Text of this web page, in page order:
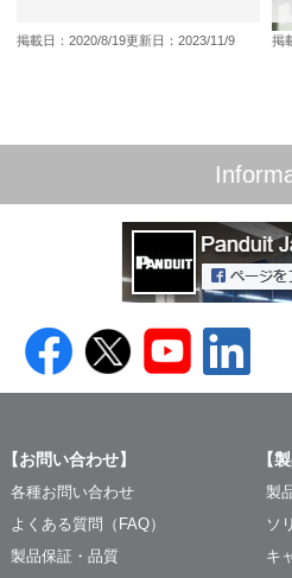
掲載日：2020/8/19更新日：2023/11/9 掲
【お問い合わせ】
各種お問い合わせ
よくある質問（FAQ）
製品保証・品質
【
製
ソ
キ